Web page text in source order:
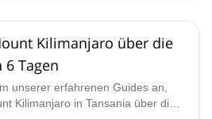
Kilimanjaro über die
Tagen
unserer erfahrenen Guides an,
Kilimanjaro in Tansania über die